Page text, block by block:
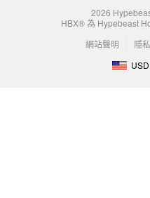
2026
HBX® 為 Hypebeast
網站聲明
隱
USD